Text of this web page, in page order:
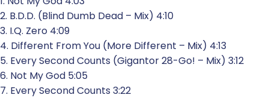
2. B.D.D. (Blind Dumb Dead – Mix) 4:10
3. I.Q. Zero 4:09
4. Different From You (More Different – Mix) 4:13
5. Every Second Counts (Gigantor 28-Go! – Mix) 3:12
6. Not My God 5:05
7. Every Second Counts 3:22